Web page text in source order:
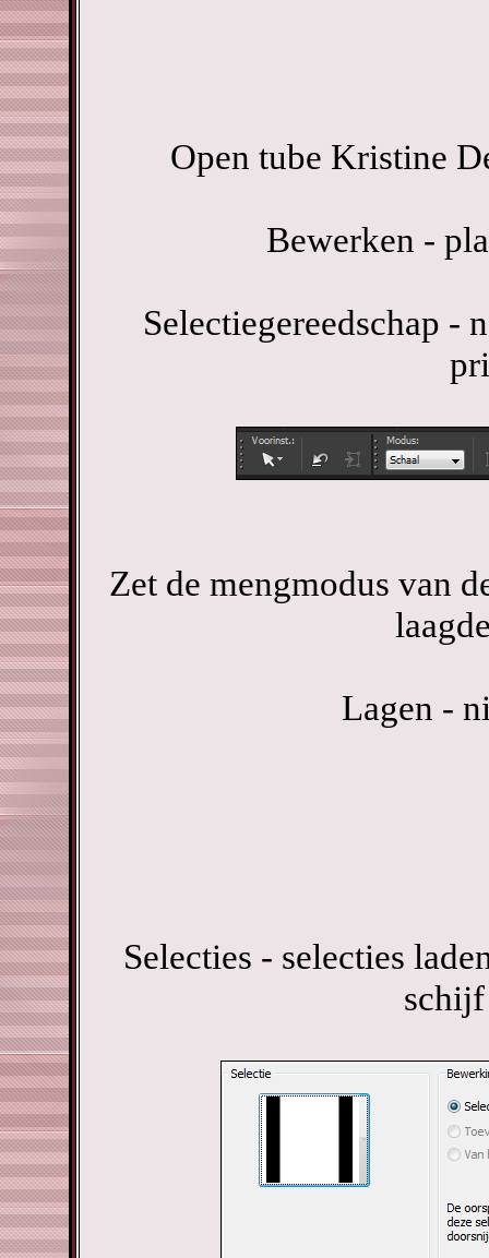
Open tube Kristine
Bewerken -
Selectiegereedschap -
Zet de mengmodus van
Lagen -
Selecties - selecties